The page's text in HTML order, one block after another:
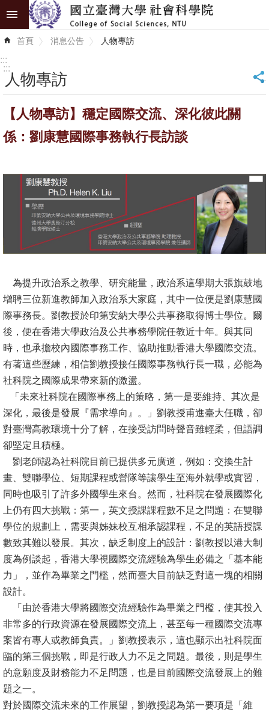
跳到主要內容區塊
進
階
識
學
學
息
國
際
化
高
教
深
耕
辦
法
及
文
件
心
輔
&
學
輔
捐
款
首頁 消息公告 人物專訪
:::
:::
人物專訪 _
【人物專訪】穩定國際交流、深化彼此關
係：劉康慧國際事務執行長訪談
為提升政治系之教學、研究能量，政治系這學期大張旗鼓地
增聘三位新進教師加入政治系大家庭，其中一位便是劉康慧國
際事務長。劉教授於印第安納大學公共事務取得博士學位。爾
後，便在香港大學政治及公共事務學院任教近十年。與其同
時，也承擔校內國際事務工作、協助推動香港大學國際交流。
有著這些歷練，相信劉教授接任國際事務執行長一職，必能為
社科院之國際成果帶來新的激盪。
「未來社科院在國際事務上的策略，第一是要維持、其次是
深化，最後是發展『需求導向』。」劉教授甫進臺大任職，卻
對臺灣高教環境十分了解，在接受訪問時聲音雖輕柔，但語調
卻堅定且積極。
劉老師認為社科院目前已提供多元廣道，例如：交換生計
畫、雙聯學位、短期課程或營隊等讓學生至海外就學或實習，
同時也吸引了許多外國學生來台。然而，社科院在發展國際化
上仍有四大挑戰：第一，英文授課課程數不足之問題：在雙聯
學位的規劃上，需要與姊妹校互相承認課程，不足的英語授課
數致其難以發展。其次，缺乏制度上的設計：劉教授以港大制
度為例談起，香港大學視國際交流經驗為學生必備之「基本能
力」，並作為畢業之門檻，然而臺大目前缺乏對這一塊的相關
設計。
「由於香港大學將國際交流經驗作為畢業之門檻，使其投入
非常多的行政資源在發展國際交流上，甚至每一種國際交流專
案皆有專人或教師負責。」劉教授表示，這也顯示出社科院面
臨的第三個挑戰，即是行政人力不足之問題。最後，則是學生
的意願度及財務能力不足問題，也是目前國際交流發展上的難
題之一。
對於國際交流未來的工作展望，劉教授認為第一要項是「維